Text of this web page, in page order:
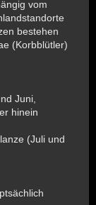
vom
bestehen
(Korbblütler)
Juni,
hinein
(Juli und